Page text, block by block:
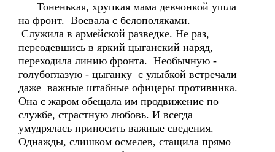
Тоненькая, хрупкая мама девчонкой ушла
на фронт. Воевала с белополяками.
Служила в армейской разведке. Не раз,
переодевшись в яркий цыганский наряд,
переходила линию фронта. Необычную -
голубоглазую - цыганку с улыбкой встречали
даже важные штабные офицеры противника.
Она с жаром обещала им продвижение по
службе, страстную любовь. И всегда
умудрялась приносить важные сведения.
Однажды, слишком осмелев, стащила прямо